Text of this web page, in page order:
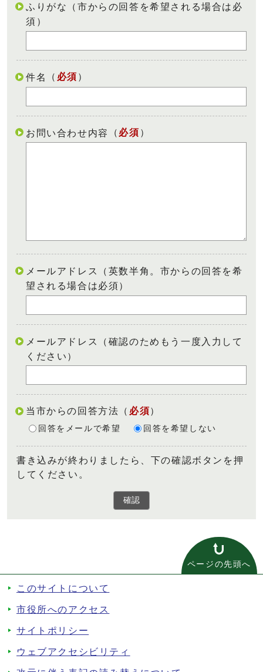
ふりがな（市からの回答を希望される場合は必
須）
件名 （ 必須 ）
お問い合わせ内容 （ 必須 ）
メールアドレス（英数半角。市からの回答を希
望される場合は必須）
メールアドレス（確認のためもう一度入力して
ください）
当市からの回答方法 （ 必須）
回答をメールで希望 回答を希望しない
書き込みが終わりましたら、下の確認ボタンを押
してください。
確認
ページの先頭へ
このサイトについて
市役所へのアクセス
サイトポリシー
ウェブアクセシビリティ